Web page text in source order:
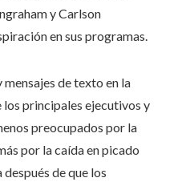
y Carlson
en sus programas.
de texto en la
principales ejecutivos y
preocupados por la
por la caída en picado
de que los